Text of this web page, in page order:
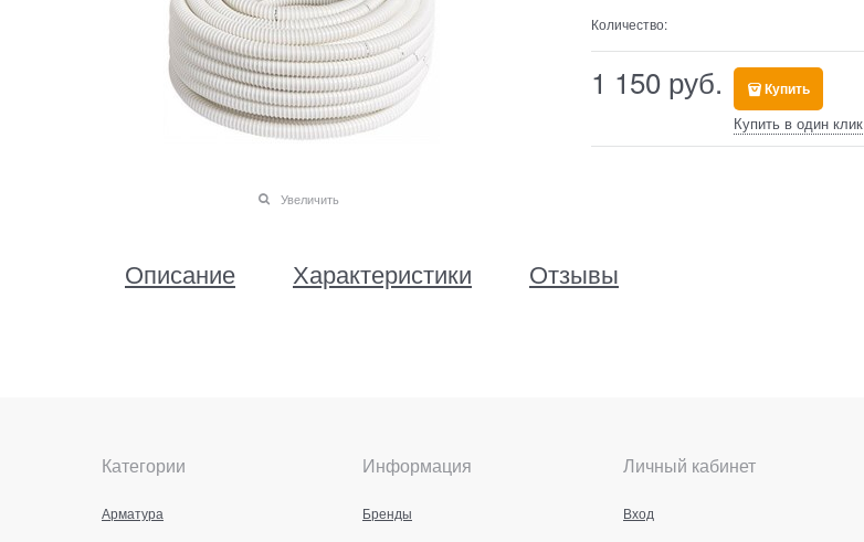
Увеличить
Количество:
1 150 руб. Купить
Купить в один клик
Описание Характеристики Отзывы
Категории
Арматура
Информация
Бренды
Личный кабинет
Вход